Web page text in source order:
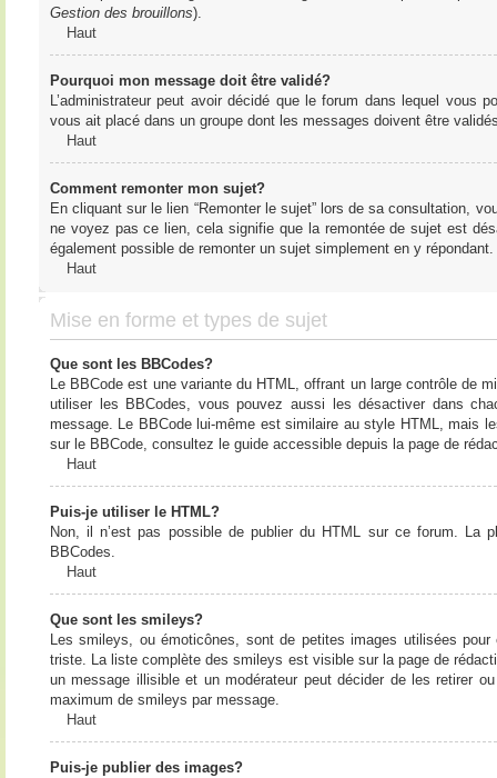
Gestion des brouillons).
Haut
Pourquoi mon message doit être validé?
L’administrateur peut avoir décidé que le forum dans lequel vous
vous ait placé dans un groupe dont les messages doivent être
Haut
Comment remonter mon sujet?
En cliquant sur le lien “Remonter le sujet” lors de sa consultation,
ne voyez pas ce lien, cela signifie que la remontée de sujet est
également possible de remonter un sujet simplement en y
Haut
Mise en forme et types de sujet
Que sont les BBCodes?
Le BBCode est une variante du HTML, offrant un large contrôle de
utiliser les BBCodes, vous pouvez aussi les désactiver dans
message. Le BBCode lui-même est similaire au style HTML, mais
sur le BBCode, consultez le guide accessible depuis la page de
Haut
Puis-je utiliser le HTML?
Non, il n’est pas possible de publier du HTML sur ce forum. La
BBCodes.
Haut
Que sont les smileys?
Les smileys, ou émoticônes, sont de petites images utilisées
triste. La liste complète des smileys est visible sur la page de
un message illisible et un modérateur peut décider de les retirer
maximum de smileys par message.
Haut
Puis-je publier des images?